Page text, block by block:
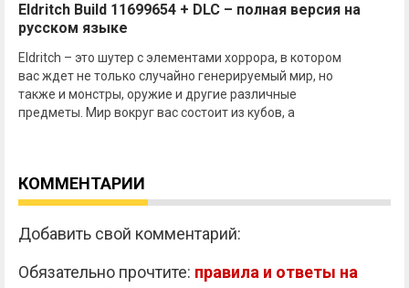
Eldritch Build 11699654 + DLC – полная версия на
русском языке
Eldritch – это шутер с элементами хоррора, в котором
вас ждет не только случайно генерируемый мир, но
также и монстры, оружие и другие различные
предметы. Мир вокруг вас состоит из кубов, а
КОММЕНТАРИИ
Добавить свой комментарий:
Обязательно прочтите: правила и ответы на